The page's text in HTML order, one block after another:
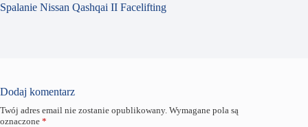
Spalanie Nissan Qashqai II Facelifting
Dodaj komentarz
Twój adres email nie zostanie opublikowany. Wymagane pola są
oznaczone *